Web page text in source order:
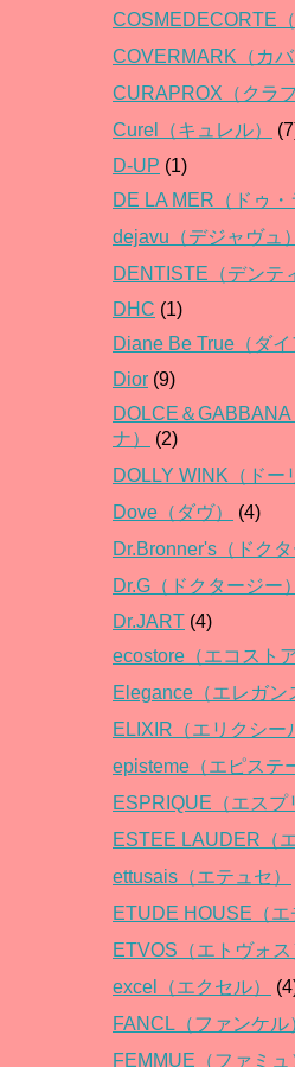
COSMEDECORTE
COVERMARK（カバ
CURAPROX（クラ
Curel（キュレル）
D-UP (1)
DE LA MER（ドゥ・
dejavu（デジャヴュ）
DENTISTE（デンテ
DHC (1)
Diane Be True（ダイ
Dior (9)
DOLCE＆
ナ）
(2)
DOLLY WINK（ドー
Dove（ダヴ）
(4)
Dr.Bronner's（ドクタ
Dr.G（ドクタージー）
Dr.JART (4)
ecostore（エコストア
Elegance（エレガン
ELIXIR（エリクシー
episteme（エピステ
ESPRIQUE（エスプ
ESTEE LAUDER（
ettusais（エテュセ）
ETUDE HOUSE（エ
ETVOS（エトヴォス
excel（エクセル）
FANCL（ファンケル
FEMMUE（ファミュ